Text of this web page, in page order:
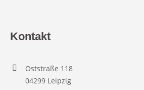
Kontakt
Oststraße 118
04299 Leipzig